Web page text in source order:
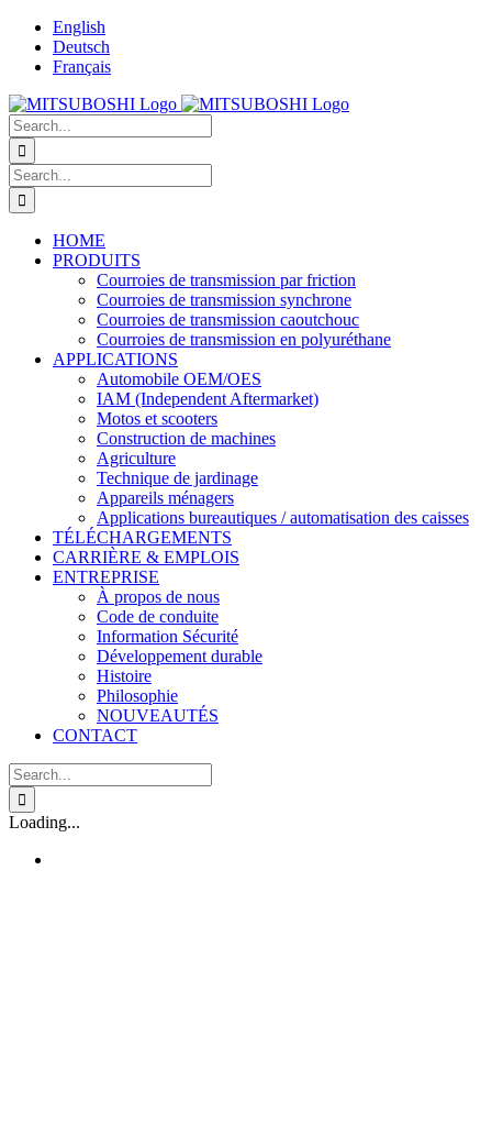
Skip
content
English
Deutsch
Français
Search
for:
Search
for:
HOME
PRODUITS
Courroies de transmission par friction
Courroies de transmission synchrone
Courroies de transmission caoutchouc
Courroies de transmission en polyuréthane
APPLICATIONS
Automobile OEM/OES
IAM (Independent Aftermarket)
Motos et scooters
Construction de machines
Agriculture
Technique de jardinage
Appareils ménagers
Applications bureautiques / automatisation des caisses
TÉLÉCHARGEMENTS
CARRIÈRE & EMPLOIS
ENTREPRISE
À propos de nous
Code de conduite
Information Sécurité
Développement durable
Histoire
Philosophie
NOUVEAUTÉS
CONTACT
Search
for:
Loading...